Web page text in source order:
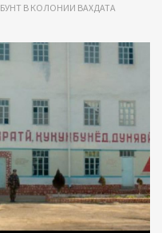
БУНТ В КОЛОНИИ ВАХДАТА